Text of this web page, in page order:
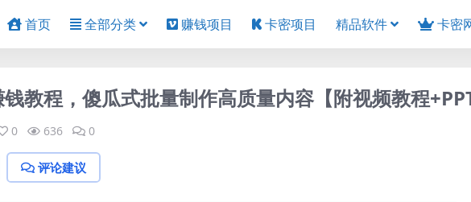
首页 全部分类 赚钱项目 卡密项目 精品软件 卡密
教程，傻瓜式批量制作高质量内容【附视频教程+PPT
0 636 0
评论建议